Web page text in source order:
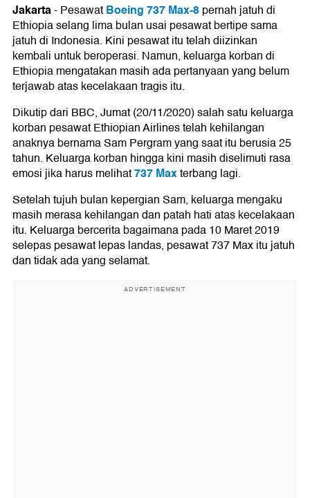
Jakarta-PesawatBoeing 737 Max-8pernah jatuh di
Ethiopia selang lima bulan usai pesawat bertipe sama
jatuh di Indonesia. Kini pesawat itu telah diizinkan
kembali untuk beroperasi. Namun, keluarga korban di
Ethiopia mengatakan masih ada pertanyaan yang belum
terjawab atas kecelakaan tragis itu.
Dikutip dari BBC, Jumat (20/11/2020) salah satu keluarga
korban pesawat Ethiopian Airlines telah kehilangan
anaknya bernama Sam Pergram yang saat itu berusia 25
tahun. Keluarga korban hingga kini masih diselimuti rasa
emosi jika harus melihat737 Maxterbang lagi.
Setelah tujuh bulan kepergian Sam, keluarga mengaku
masih merasa kehilangan dan patah hati atas kecelakaan
itu. Keluarga bercerita bagaimana pada 10 Maret 2019
selepas pesawat lepas landas, pesawat 737 Max itu jatuh
dan tidak ada yang selamat.
ADVERTISEMENT